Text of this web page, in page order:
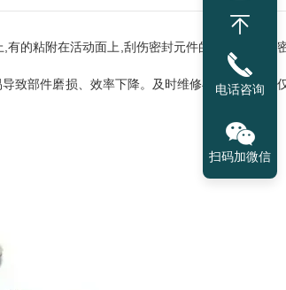
的粘附在活动面上,刮伤密封元件的密封面,导致
致部件磨损、效率下降。及时维修与科学保养不
电话咨询
扫码加微信